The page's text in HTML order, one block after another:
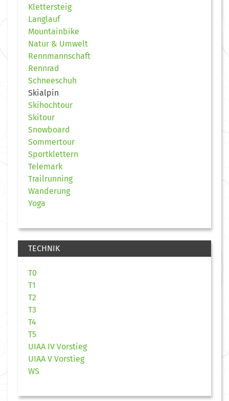
Klettersteig
Langlauf
Mountainbike
Natur & Umwelt
Rennmannschaft
Rennrad
Schneeschuh
Skialpin
Skihochtour
Skitour
Snowboard
Sommertour
Sportklettern
Telemark
Trailrunning
Wanderung
Yoga
TECHNIK
T0
T1
T2
T3
T4
T5
UIAA IV Vorstieg
UIAA V Vorstieg
WS